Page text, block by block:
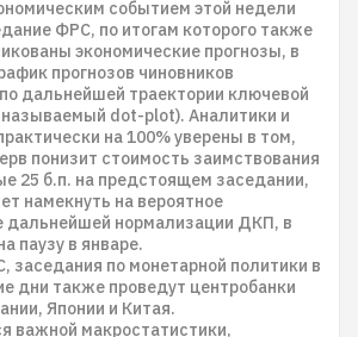
событием этой недели
ФРС, по итогам которого также
экономические прогнозы, в
прогнозов чиновников
дальнейшей траектории ключевой
называемый dot-plot). Аналитики и
на 100% уверены в том,
понизит стоимость заимствования
25 б.п. на предстоящем заседании,
намекнуть на вероятное
дальнейшей нормализации ДКП, в
паузу в январе.
заседания по монетарной политики в
дни также проведут центробанки
Японии и Китая.
важной макростатистики,